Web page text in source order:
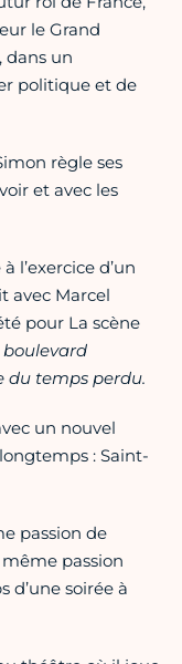
le Grand
dans un
politique et de
règle ses
et avec les
l’exercice d’un
avec Marcel
pour La scène
boulevard
du temps perdu.
un nouvel
: Saint-
passion de
passion
d’une soirée à